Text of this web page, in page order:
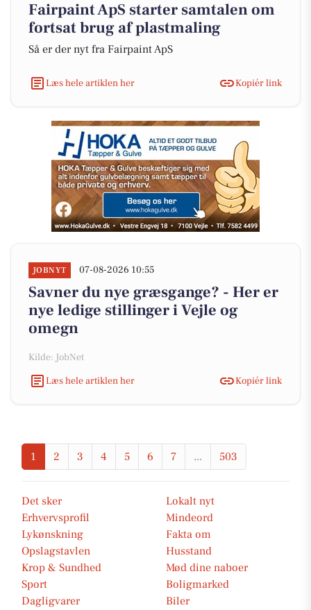
Fairpaint ApS starter samtalen om
fortsat brug af plastmaling
Så er der nyt fra Fairpaint ApS
Læs hele artiklen her Kopiér link
JOBNYT 07-08-2026 10:55
Savner du nye græsgange? - Her er
nye ledige stillinger i Vejle og
omegn
Kilde: JobNet
Læs hele artiklen her
Kopiér link
1 2 3 4 5 6 7 ... 503
Det sker
Lokalt nyt
Erhvervsprofil
Mindeord
Lykønskning
Fakta om
Opslagstavlen
Husstand
Krop & Sundhed
Mød dine naboer
Sport
Boligmarked
Dagligvarer
Biler